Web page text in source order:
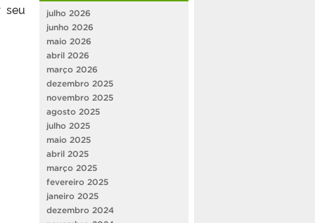
seu
julho 2026
junho 2026
maio 2026
abril 2026
março 2026
dezembro 2025
novembro 2025
agosto 2025
julho 2025
maio 2025
abril 2025
março 2025
fevereiro 2025
janeiro 2025
dezembro 2024